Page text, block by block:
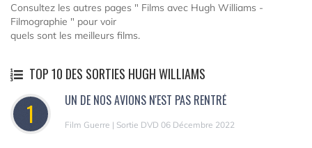
Consultez les autres pages " Films avec Hugh Williams -
Filmographie " pour voir
quels sont les meilleurs films.
TOP 10 DES SORTIES HUGH WILLIAMS
1 UN DE NOS AVIONS N'EST PAS RENTRÉ
Film Guerre | Sortie DVD 06 Décembre 2022